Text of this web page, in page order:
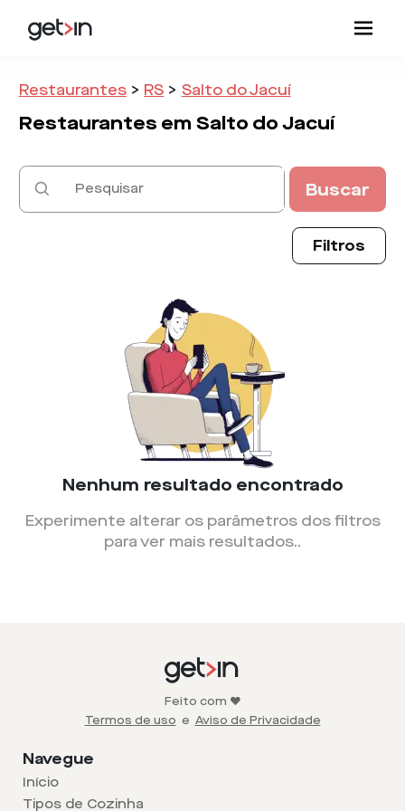
Restaurantes > RS > Salto do Jacuí
Restaurantes emSalto do Jacuí
Buscar
Filtros
Nenhum resultado encontrado
Experimente alterar os parâmetros dos filtros
para ver mais resultados..
Feito com ❤️
Termos de uso e Aviso de Privacidade
Navegue
Início
Tipos de Cozinha